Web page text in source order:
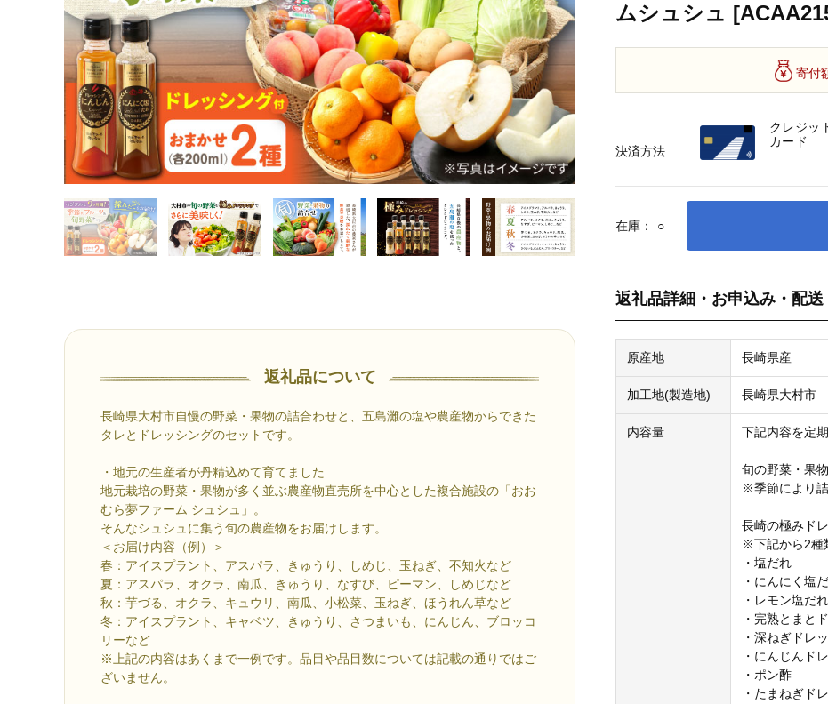
返礼品について
長崎県大村市自慢の野菜・果物の詰合わせと、五島灘の塩や農産物からできた
タレとドレッシングのセットです。
・地元の生産者が丹精込めて育てました
地元栽培の野菜・果物が多く並ぶ農産物直売所を中心とした複合施設の「おお
むら夢ファーム シュシュ」。
そんなシュシュに集う旬の農産物をお届けします。
＜お届け内容（例）＞
春：アイスプラント、アスパラ、きゅうり、しめじ、玉ねぎ、不知火など
夏：アスパラ、オクラ、南瓜、きゅうり、なすび、ピーマン、しめじなど
秋：芋づる、オクラ、キュウリ、南瓜、小松菜、玉ねぎ、ほうれん草など
冬：アイスプラント、キャベツ、きゅうり、さつまいも、にんじん、ブロッコ
リーなど
※上記の内容はあくまで一例です。品目や品目数については記載の通りではご
ざいません。
ムシュシュ
寄付
在庫： ○
返礼品詳細・お申込み・配送
原産地 長崎県産
加工地(製造地) 長崎県大村市
内容量 下記内容を定
旬の野菜・果
※季節により詰
長崎の極みド
※下記から2種
・塩だれ
・にんにく塩
・レモン塩だれ
・完熟とまと
・深ねぎドレ
・にんじんド
・ポン酢
・たまねぎド
決済方法
クレジッ
カード